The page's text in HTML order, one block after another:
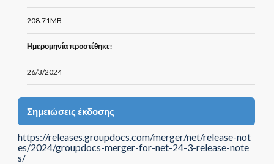
208.71MB
Ημερομηνία προστέθηκε:
26/3/2024
Σημειώσεις έκδοσης
https://releases.groupdocs.com/merger/net/release-not
es/2024/groupdocs-merger-for-net-24-3-release-note
s/